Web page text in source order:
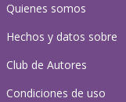
Quienes somos
Hechos y datos sobre
Club de Autores
Condiciones de uso